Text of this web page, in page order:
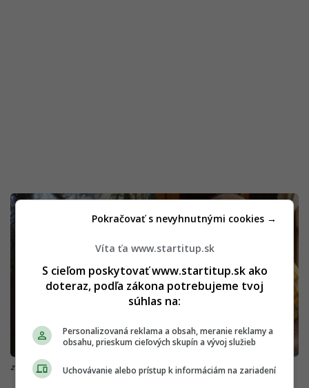
zdroj: Unsplash/Landon Parenteau Patagonia/Reprofoto
Víta ťa www.startitup.sk
S cieľom poskytovať www.startitup.sk ako
doteraz, podľa zákona potrebujeme tvoj
súhlas na:
Personalizovaná reklama a obsah, meranie reklamy a
obsahu, prieskum cieľových skupín a vývoj služieb
Uchovávanie alebo prístup k informáciám na zariadení
Pokračovať s nevyhnutnými cookies →